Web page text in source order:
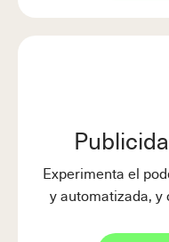
Experimenta el
y automatizada, y